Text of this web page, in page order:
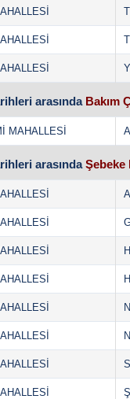
arasında Bakım
MAHALLESİ
arasındaŞebeke